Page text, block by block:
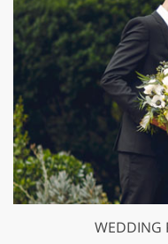
WEDDING